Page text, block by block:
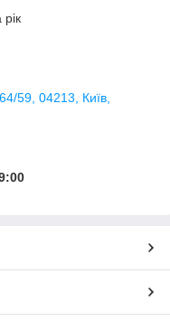
59, 04213, Київ,